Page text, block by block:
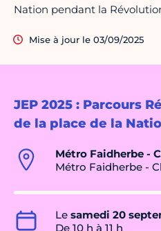
JEP 2025 : Parcours
de la place de la
Métro Faidherbe -
Métro Faidherbe -
Le samedi 20
De 10 h à 11 h
Nation pendant la
Mise à jour le 03/09/2025